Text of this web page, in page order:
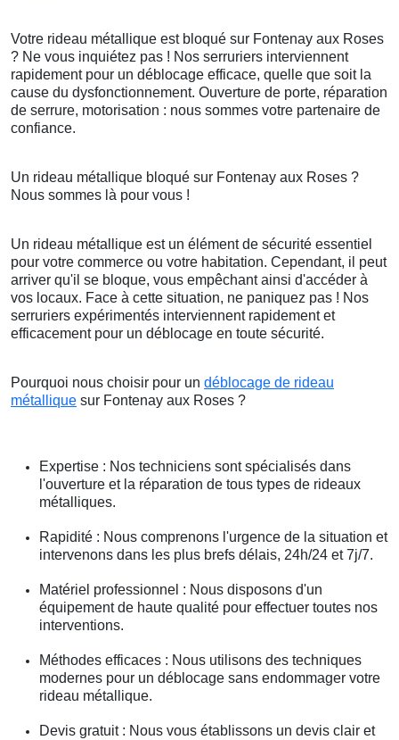
Votre rideau métallique est bloqué sur Fontenay aux Roses
? Ne vous inquiétez pas ! Nos serruriers interviennent
rapidement pour un déblocage efficace, quelle que soit la
cause du dysfonctionnement. Ouverture de porte, réparation
de serrure, motorisation : nous sommes votre partenaire de
confiance.
Un rideau métallique bloqué sur Fontenay aux Roses ?
Nous sommes là pour vous !
Un rideau métallique est un élément de sécurité essentiel
pour votre commerce ou votre habitation. Cependant, il peut
arriver qu'il se bloque, vous empêchant ainsi d'accéder à
vos locaux. Face à cette situation, ne paniquez pas ! Nos
serruriers expérimentés interviennent rapidement et
efficacement pour un déblocage en toute sécurité.
Pourquoi nous choisir pour un déblocage de rideau
métallique sur Fontenay aux Roses ?
Expertise : Nos techniciens sont spécialisés dans
l'ouverture et la réparation de tous types de rideaux
métalliques.
Rapidité : Nous comprenons l'urgence de la situation et
intervenons dans les plus brefs délais, 24h/24 et 7j/7.
Matériel professionnel : Nous disposons d'un
équipement de haute qualité pour effectuer toutes nos
interventions.
Méthodes efficaces : Nous utilisons des techniques
modernes pour un déblocage sans endommager votre
rideau métallique.
Devis gratuit : Nous vous établissons un devis clair et